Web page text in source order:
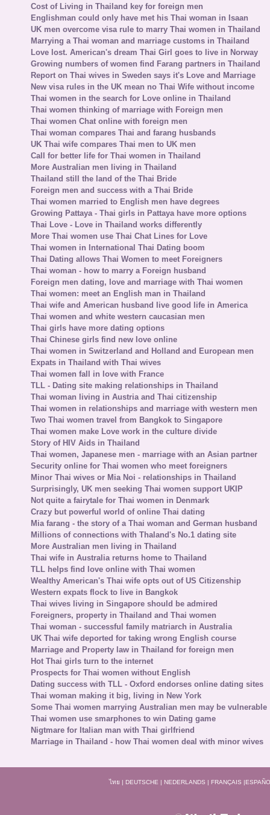
Cost of Living in Thailand key for foreign men
Englishman could only have met his Thai woman in Isaan
UK men overcome visa rule to marry Thai women in Thailand
Marrying a Thai woman and marriage customs in Thailand
Love lost. American's dream Thai Girl goes to live in Norway
Growing numbers of women find Farang partners in Thailand
Report on Thai wives in Sweden says it's Love and Marriage
New visa rules in the UK mean no Thai Wife without income
Thai women in the search for Love online in Thailand
Thai women thinking of marriage with Foreign men
Thai women Chat online with foreign men
Thai woman compares Thai and farang husbands
UK Thai wife compares Thai men to UK men
Call for better life for Thai women in Thailand
More Australian men living in Thailand
Thailand still the land of the Thai Bride
Foreign men and success with a Thai Bride
Thai women married to English men have degrees
Growing Pattaya - Thai girls in Pattaya have more options
Thai Love - Love in Thailand works differently
More Thai women use Thai Chat Lines for Love
Thai women in International Thai Dating boom
Thai Dating allows Thai Women to meet Foreigners
Thai woman - how to marry a Foreign husband
Foreign men dating, love and marriage with Thai women
Thai women: meet an English man in Thailand
Thai wife and American husband live good life in America
Thai women and white western caucasian men
Thai girls have more dating options
Thai Chinese girls find new love online
Thai women in Switzerland and Holland and European men
Expats in Thailand with Thai wives
Thai women fall in love with France
TLL - Dating site making relationships in Thailand
Thai woman living in Austria and Thai citizenship
Thai women in relationships and marriage with western men
Two Thai women travel from Bangkok to Singapore
Thai women make Love work in the culture divide
Story of HIV Aids in Thailand
Thai women, Japanese men - marriage with an Asian partner
Security online for Thai women who meet foreigners
Minor Thai wives or Mia Noi - relationships in Thailand
Surprisingly, UK men seeking Thai women support UKIP
Not quite a fairytale for Thai women in Denmark
Crazy but powerful world of online Thai dating
Mia farang - the story of a Thai woman and German husband
Millions of connections with Thaland's No.1 dating site
More Australian men living in Thailand
Thai wife in Australia returns home to Thailand
TLL helps find love online with Thai women
Wealthy American's Thai wife opts out of US Citizenship
Western expats flock to live in Bangkok
Thai wives living in Singapore should be admired
Foreigners, property in Thailand and Thai women
Thai woman - successful family matriarch in Australia
UK Thai wife deported for taking wrong English course
Marriage and Property law in Thailand for foreign men
Hot Thai girls turn to the internet
Prospects for Thai women without English
Dating success with TLL - Oxford endorses online dating sites
Thai woman making it big, living in New York
Some Thai women marrying Australian men may be vulnerable
Thai women use smarphones to win Dating game
Nigtmare for Italian man with Thai girlfriend
Marriage in Thailand - how Thai women deal with minor wives
ไทย | DEUTSCHE | NEDERLANDS | FRANÇAIS |